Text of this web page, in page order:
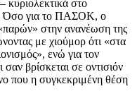
κυριολεκτικά στο
Όσο για το ΠΑΣΟΚ, ο
στην ανανέωση της
με χιούμορ ότι «στα
ενώ για τον
βρίσκεται σε οντισιόν
που η συγκεκριμένη θέση